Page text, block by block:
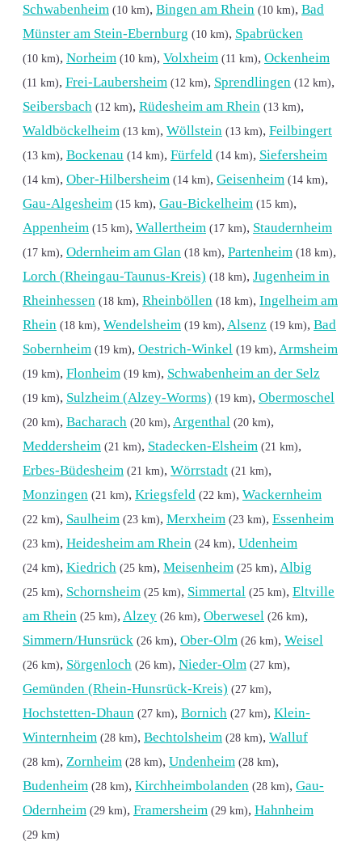
Schwabenheim (10 km), Bingen am Rhein (10 km), Bad
Münster am Stein-Ebernburg (10 km), Spabrücken
(10 km), Norheim (10 km), Volxheim (11 km), Ockenheim
(11 km), Frei-Laubersheim (12 km), Sprendlingen (12 km),
Seibersbach (12 km), Rüdesheim am Rhein (13 km),
Waldböckelheim (13 km), Wöllstein (13 km), Feilbingert
(13 km), Bockenau (14 km), Fürfeld (14 km), Siefersheim
(14 km), Ober-Hilbersheim (14 km), Geisenheim (14 km),
Gau-Algesheim (15 km), Gau-Bickelheim (15 km),
Appenheim (15 km), Wallertheim (17 km), Staudernheim
(17 km), Odernheim am Glan (18 km), Partenheim (18 km),
Lorch (Rheingau-Taunus-Kreis) (18 km), Jugenheim in
Rheinhessen (18 km), Rheinböllen (18 km), Ingelheim am
Rhein (18 km), Wendelsheim (19 km), Alsenz (19 km), Bad
Sobernheim (19 km), Oestrich-Winkel (19 km), Armsheim
(19 km), Flonheim (19 km), Schwabenheim an der Selz
(19 km), Sulzheim (Alzey-Worms) (19 km), Obermoschel
(20 km), Bacharach (20 km), Argenthal (20 km),
Meddersheim (21 km), Stadecken-Elsheim (21 km),
Erbes-Büdesheim (21 km), Wörrstadt (21 km),
Monzingen (21 km), Kriegsfeld (22 km), Wackernheim
(22 km), Saulheim (23 km), Merxheim (23 km), Essenheim
(23 km), Heidesheim am Rhein (24 km), Udenheim
(24 km), Kiedrich (25 km), Meisenheim (25 km), Albig
(25 km), Schornsheim (25 km), Simmertal (25 km), Eltville
am Rhein (25 km), Alzey (26 km), Oberwesel (26 km),
Simmern/Hunsrück (26 km), Ober-Olm (26 km), Weisel
(26 km), Sörgenloch (26 km), Nieder-Olm (27 km),
Gemünden (Rhein-Hunsrück-Kreis) (27 km),
Hochstetten-Dhaun (27 km), Bornich (27 km), Klein-
Winternheim (28 km), Bechtolsheim (28 km), Walluf
(28 km), Zornheim (28 km), Undenheim (28 km),
Budenheim (28 km), Kirchheimbolanden (28 km), Gau-
Odernheim (29 km), Framersheim (29 km), Hahnheim
(29 km)